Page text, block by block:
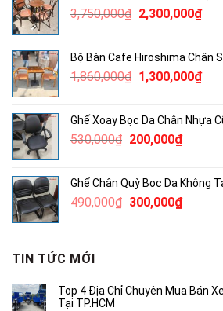
3,750,000₫ Giá
3,750,000₫.
2,300,000₫Giá
là:
Bộ Bàn Cafe Hiroshima Chân
1,860,000₫ Giá
1,860,000₫.
1,300,000₫Giá
là:
Ghế Xoay Bọc Da Chân Nhựa
530,000₫ Giá
530,000₫.
200,000₫Giá
là:
Ghế Chân Quỳ Bọc Da Không
490,000₫ Giá
300,000₫Giá
TIN TỨC MỚI
Top 4 Địa Chỉ Chuyên Mua Bán
Tại TP.HCM